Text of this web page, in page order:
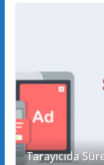
Tarayıcıda